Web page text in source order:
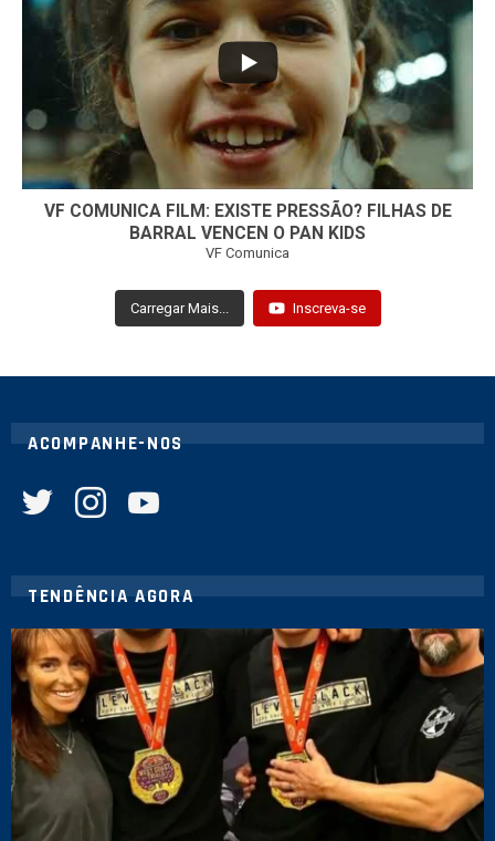
32
VF COMUNICA FILM: EXISTE PRESSÃO? FILHAS DE
BARRAL VENCEN O PAN KIDS
VF Comunica
Carregar Mais... Inscreva-se
ACOMPANHE-NOS
TENDÊNCIA AGORA